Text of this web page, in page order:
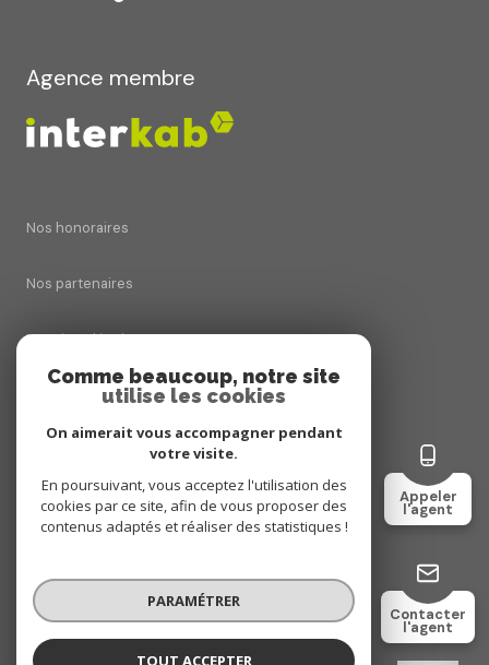
Appeler
l'agent
Contacter
l'agent
Agence membre
Nos honoraires
Nos partenaires
Mentions légales
Cookies
© 2026 | Tous droits réservés
Réalisé par
Comme beaucoup, notre site
utilise les cookies
On aimerait vous accompagner pendant
votre visite.
En poursuivant, vous acceptez l'utilisation des
cookies par ce site, afin de vous proposer des
contenus adaptés et réaliser des statistiques !
PARAMÉTRER
TOUT ACCEPTER